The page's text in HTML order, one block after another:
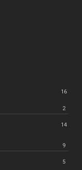
16
2
14
9
5